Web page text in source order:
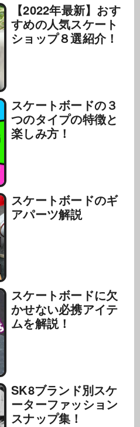
【2022年最新】おす
すめの人気スケート
ショップ８選紹介！
スケートボードの３
つのタイプの特徴と
楽しみ方！
スケートボードのギ
アパーツ解説
スケートボードに欠
かせない必携アイテ
ムを解説！
SK8ブランド別スケ
ーターファッション
スナップ集！